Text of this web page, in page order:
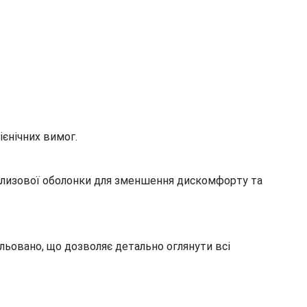
вимог.
оболонки для зменшення дискомфорту та
що дозволяє детально оглянути всі